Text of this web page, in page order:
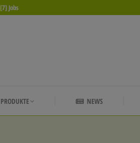
[7] Jobs
PRODUKTE NEWS
PRODUKTE NEWS